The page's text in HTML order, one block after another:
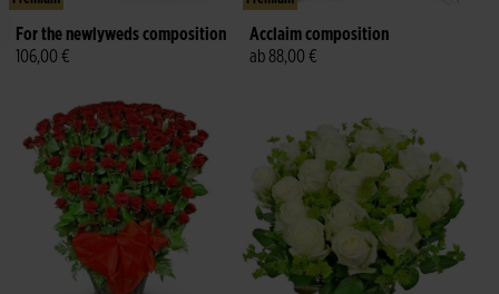
For the newlyweds composition
106,00 €
Acclaim composition
ab 88,00 €